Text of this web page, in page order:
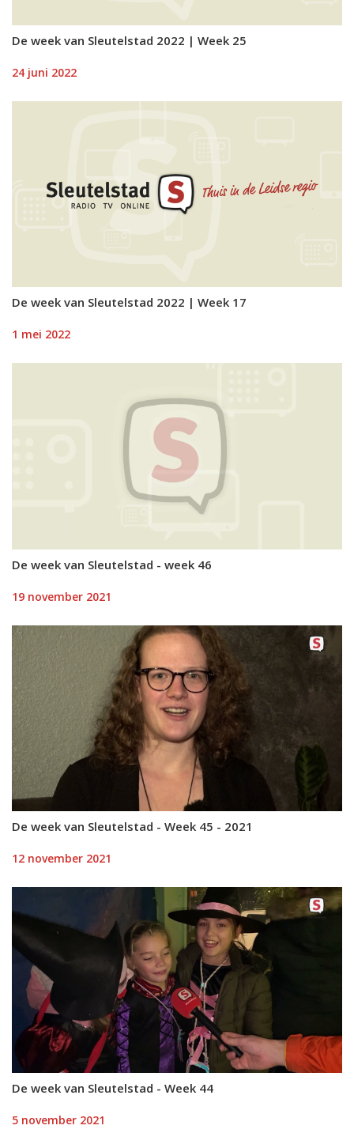
De week van Sleutelstad 2022 | Week 25
24 juni 2022
De week van Sleutelstad 2022 | Week 17
1 mei 2022
De week van Sleutelstad - week 46
19 november 2021
De week van Sleutelstad - Week 45 - 2021
12 november 2021
De week van Sleutelstad - Week 44
5 november 2021